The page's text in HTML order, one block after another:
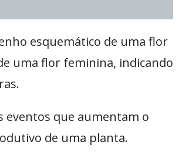
esquemático de uma flor
uma flor feminina, indicando
eventos que aumentam o
de uma planta.